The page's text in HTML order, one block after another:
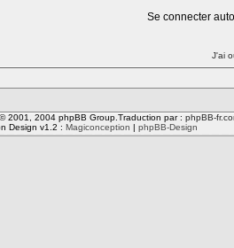
Se connecter
J'ai
© 2001, 2004 phpBB Group.Traduction par : phpBB-
Design v1.2 : Magiconception | phpBB-Design